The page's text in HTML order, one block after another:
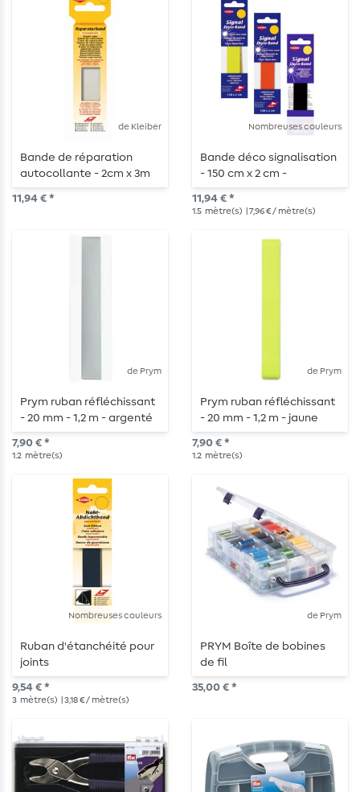
de Kleiber
Bande de réparation
autocollante - 2cm x 3m
11,94 € *
Nombreuses couleurs
Bande déco signalisation
- 150 cm x 2 cm -
autocollante
11,94 € *
1.5 mètre(s) | 7,96 € / mètre(s)
de Prym
Prym ruban réfléchissant
- 20 mm - 1,2 m - argenté
7,90 € *
1.2 mètre(s)
de Prym
Prym ruban réfléchissant
- 20 mm - 1,2 m - jaune
fluo
7,90 € *
1.2 mètre(s)
Nombreuses couleurs
Ruban d'étanchéité pour
joints
9,54 € *
3 mètre(s) | 3,18 € / mètre(s)
de Prym
PRYM Boîte de bobines
de fil
35,00 € *